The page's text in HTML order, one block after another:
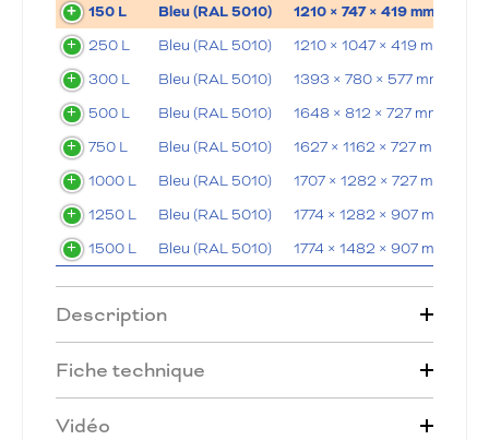
150 L
Bleu (RAL 5010) 1210 × 747 × 419 mm
250 L Bleu (RAL 5010) 1210 × 1047 × 419 mm
300 L
Bleu (RAL 5010) 1393 × 780 × 577 mm
500 L
Bleu (RAL 5010) 1648 × 812 × 727 mm
750 L
Bleu (RAL 5010) 1627 × 1162 × 727 mm
1000 L
Bleu (RAL 5010) 1707 × 1282 × 727 mm
1250 L
Bleu (RAL 5010) 1774 × 1282 × 907 mm
1500 L
Bleu (RAL 5010) 1774 × 1482 × 907 mm
Description
Fiche technique
Vidéo